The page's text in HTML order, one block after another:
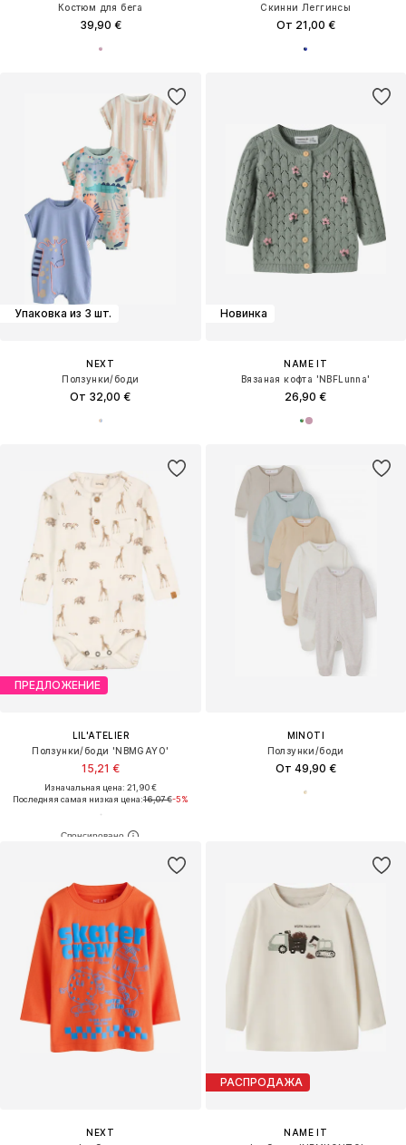
Костюм для бега
39,90 €
Скинни Леггинсы
От 21,00 €
Упаковка из 3 шт.
NEXT
Ползунки/боди
От 32,00 €
Новинка
NAME IT
Вязаная кофта 'NBFLunna'
26,90 €
ПРЕДЛОЖЕНИЕ
LIL'ATELIER
Ползунки/боди 'NBMGAYO'
15,21 €
Изначальная цена: 21,90 €
Последняя самая низкая цена:16,07 €-5%
MINOTI
Ползунки/боди
От 49,90 €
NEXT
РАСПРОДАЖА
NAME IT